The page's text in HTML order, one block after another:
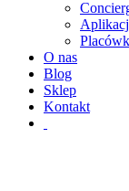
O nas
Blog
Sklep
Kontakt